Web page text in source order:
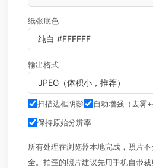
纸张底色
输出格式
扫描边框阴影
自动增强（去雾+
保持原始分辨率
所有处理在浏览器本地完成，照片
全。拍歪的照片建议先用手机自带裁